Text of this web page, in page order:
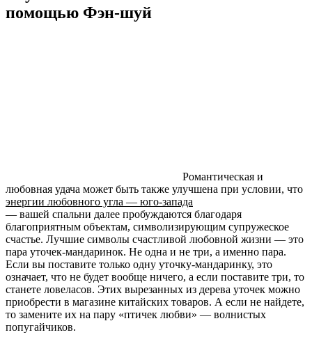
помощью Фэн-шуй
Романтическая и
любовная удача может быть также улучшена при условии, что
энергии любовного угла — юго-запада
— вашей спальни далее пробуждаются благодаря
благоприятным объектам, символизирующим супружеское
счастье. Лучшие символы счастливой любовной жизни — это
пара уточек-мандаринок. Не одна и не три, а именно пара.
Если вы поставите только одну уточку-мандаринку, это
означает, что не будет вообще ничего, а если поставите три, то
станете ловеласов. Этих вырезанных из дерева уточек можно
приобрести в магазине китайских товаров. А если не найдете,
то замените их на пару «птичек любви» — волнистых
попугайчиков.